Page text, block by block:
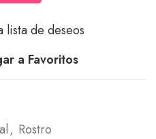
lista de deseos
a Favoritos
, Rostro